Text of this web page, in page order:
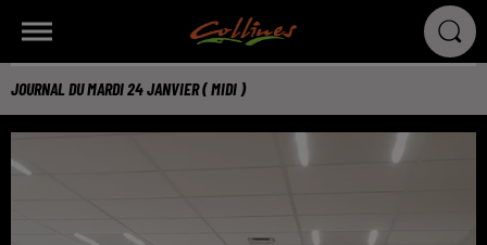
JOURNAL DU MARDI 24 JANVIER ( MIDI )